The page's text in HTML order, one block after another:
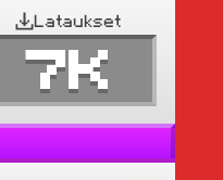
Lataukset
7K